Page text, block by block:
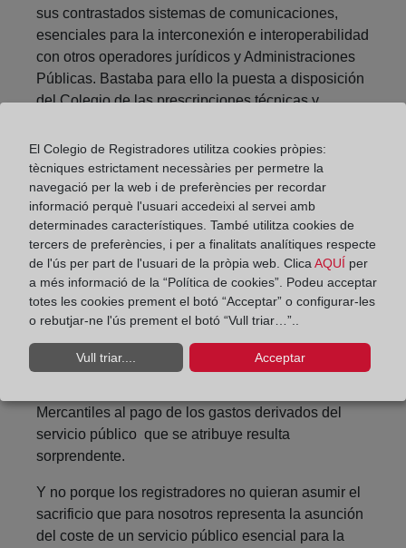
sus contrastados sistemas de comunicaciones,
esenciales para la interconexión e interoperabilidad
con otros operadores jurídicos y Administraciones
Públicas. Bastaba para ello la puesta a disposición
del Colegio de las prescripciones técnicas y
Se ha optado, sin embargo, por esta extraña
fórmula de una Corporación de Derecho Público,
que, además de innecesaria, según lo dicho,
constituye una seria amenaza para la unidad del
Cuerpo de Registradores. Para los más de 75 años
de unidad de todos los registradores integrados en
un único Colegio Nacional obligatorio.
Pero si la corporación de derecho público prevista,
y el sistema informático cuyo pago se impone a la
misma, resultan extravagantes, la afectación de los
Mercantiles al pago de los gastos derivados del
servicio público que se atribuye resulta
sorprendente.
Y no porque los registradores no quieran asumir el
sacrificio que para nosotros representa la asunción
del coste de un servicio público esencial para la
El Colegio de Registradores utilitza cookies pròpies:
tècniques estrictament necessàries per permetre la
navegació per la web i de preferències per recordar
informació perquè l'usuari accedeixi al servei amb
determinades característiques. També utilitza cookies de
tercers de preferències, i per a finalitats analítiques respecte
de l'ús per part de l'usuari de la pròpia web. ClicaAQUÍ per
a més informació de la “Política de cookies”. Podeu acceptar
totes les cookies prement el botó “Acceptar” o configurar-les
o rebutjar-ne l'ús prement el botó “Vull triar…”..
Vull triar.... Acceptar